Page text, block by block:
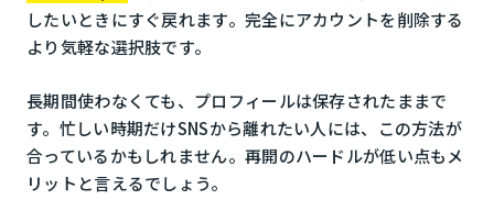
したいときにすぐ戻れます。完全にアカウントを削除する
より気軽な選択肢です。
長期間使わなくても、プロフィールは保存されたままで
す。忙しい時期だけSNSから離れたい人には、この方法が
合っているかもしれません。再開のハードルが低い点もメ
リットと言えるでしょう。